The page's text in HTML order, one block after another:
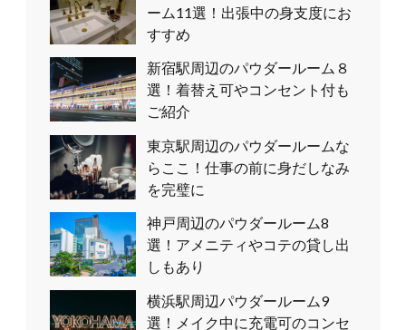
ーム11選！出張中の身支度にお
すすめ
新宿駅周辺のパウダールーム８
選！着替え可やコンセント付も
ご紹介
東京駅周辺のパウダールームな
らここ！仕事の前に身だしなみ
を完璧に
神戸周辺のパウダールーム8
選！アメニティやコテの貸し出
しもあり
横浜駅周辺パウダールーム9
選！メイク中に充電可のコンセ